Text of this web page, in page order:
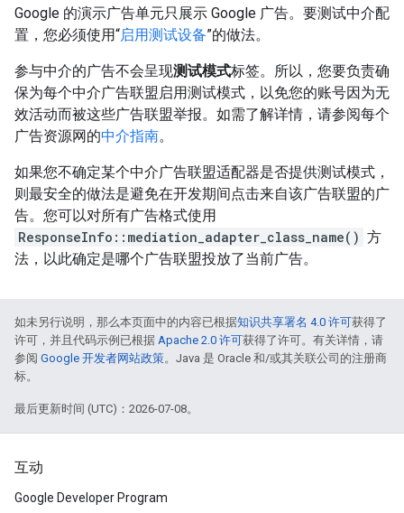
Google 的演示广告单元只展示 Google 广告。要测试中介配
置，您必须使用“启用测试设备”的做法。
参与中介的广告不会呈现测试模式标签。所以，您要负责确
保为每个中介广告联盟启用测试模式，以免您的账号因为无
效活动而被这些广告联盟举报。如需了解详情，请参阅每个
广告资源网的中介指南。
如果您不确定某个中介广告联盟适配器是否提供测试模式，
则最安全的做法是避免在开发期间点击来自该广告联盟的广
告。您可以对所有广告格式使用
ResponseInfo::mediation_adapter_class_name() 方
法，以此确定是哪个广告联盟投放了当前广告。
如未另行说明，那么本页面中的内容已根据知识共享署名 4.0 许可获得了
许可，并且代码示例已根据 Apache 2.0 许可获得了许可。有关详情，请
参阅 Google 开发者网站政策。Java 是 Oracle 和/或其关联公司的注册商
标。
最后更新时间 (UTC)：2026-07-08。
互动
Google Developer Program